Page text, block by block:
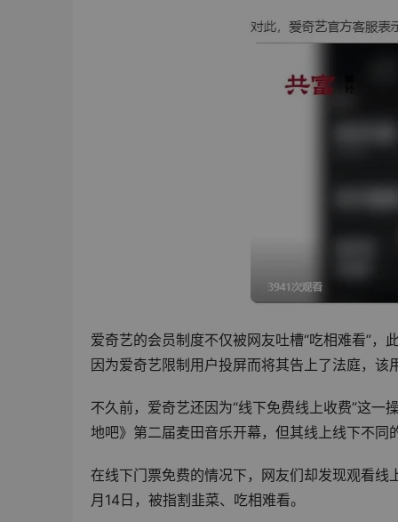
爱奇艺的会员制度不仅被网友吐槽“吃相难看”，
因为爱奇艺限制用户投屏而将其告上了法庭，
不久前，爱奇艺还因为“线下免费线上收费”这
地吧》第二届麦田音乐开幕，但其线上线下不同
在线下门票免费的情况下，网友们却发现观看
月14日，被指割韭菜、吃相难看。